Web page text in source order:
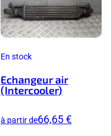
En stock
Echangeur air
(Intercooler)
à partir de66,65 €